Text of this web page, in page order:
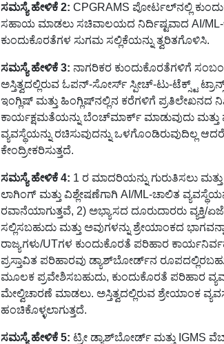
ಸಮಸ್ಯೆ ಹೇಳಿಕೆ 2: CPGRAMS ಪೋರ್ಟಲ್‌ನಲ್ಲಿ
ಸಹಾಯ ಮಾಡಲು ಸಚಿವಾಲಯದ ನಿರ್ದಿಷ್ಟವಾದ AI/ML-
ಕುಂದುಕೊರತೆಗಳ ಸುಗಮ ಸಲ್ಲಿಕೆಯನ್ನು ತ್ವರಿತಗೊಳಿಸಿ.
ಸಮಸ್ಯೆ ಹೇಳಿಕೆ 3: ನಾಗರಿಕರ ಕುಂದುಕೊರತೆಗಳಿಗೆ
ಅಸ್ತಿತ್ವದಲ್ಲಿರುವ ಓಪನ್-ಸೋರ್ಸ್ ಸ್ಪೀಚ್-ಟು-ಟೆಕ್ಸ್ಟ್
ಇಂಗ್ಲಿಷ್ ಮತ್ತು ಹಿಂಗ್ಲಿಷ್‌ನಲ್ಲಿನ ಕರೆಗಳಿಗೆ
ಕಾರ್ಯಕ್ಷಮತೆಯನ್ನು ಬೆಂಚ್‌ಮಾರ್ಕ್ ಮಾಡುವುದು
ವ್ಯವಸ್ಥೆಯನ್ನು ರಚಿಸುವುದನ್ನು ಒಳಗೊಂಡಿರುವುದಿಲ್ಲ
ಕೇಂದ್ರೀಕರಿಸುತ್ತದೆ.
ಸಮಸ್ಯೆ ಹೇಳಿಕೆ 4: 1 ರ ಮಾದರಿಯನ್ನು ಗುರುತಿಸಲು
ಲಾಗಿಂಗ್ ಮತ್ತು ವಿಶ್ಲೇಷಣೆಗಾಗಿ AI/ML-ಚಾಲಿತ
ರವಾನೆಯಾಗುತ್ತವೆ, 2) ಅಭ್ಯಾಸದ ದೂರುದಾರರು ವ್ಯಕ್ತಿ/
ಸಲ್ಲಿಸಬಹುದು ಮತ್ತು ಅವುಗಳನ್ನು ಶ್ರೇಯಾಂಕದ
ರಾಜ್ಯಗಳು/UTಗಳ ಕುಂದುಕೊರತೆ ಪರಿಹಾರ
ಪ್ರಸ್ತಾವಿತ ಪರಿಹಾರವು ಡ್ಯಾಶ್‌ಬೋರ್ಡ್‌ನ
ಮೂಲಕ ಪ್ರವೇಶಿಸಬಹುದು, ಕುಂದುಕೊರತೆ ಪರಿಹಾರ
ಮೇಲ್ವಿಚಾರಣೆ ಮಾಡಲು. ಅಸ್ತಿತ್ವದಲ್ಲಿರುವ ಶ್ರೇಯಾಂಕ
ಹಂಚಿಕೊಳ್ಳಲಾಗುತ್ತದೆ.
ಸಮಸ್ಯೆ ಹೇಳಿಕೆ 5: ಟ್ರೀ ಡ್ಯಾಶ್‌ಬೋರ್ಡ್ ಮತ್ತು IGMS